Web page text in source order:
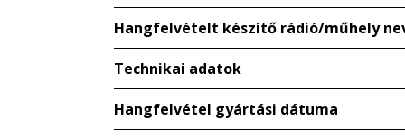
Hangfelvételt készítő rádió/műhely
Technikai adatok
Hangfelvétel gyártási dátuma